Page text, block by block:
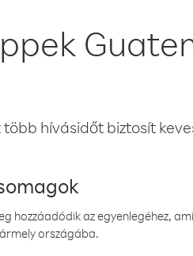
több hívásidőt biztosít
hozzáadódik az egyenlegéhez,
országába.